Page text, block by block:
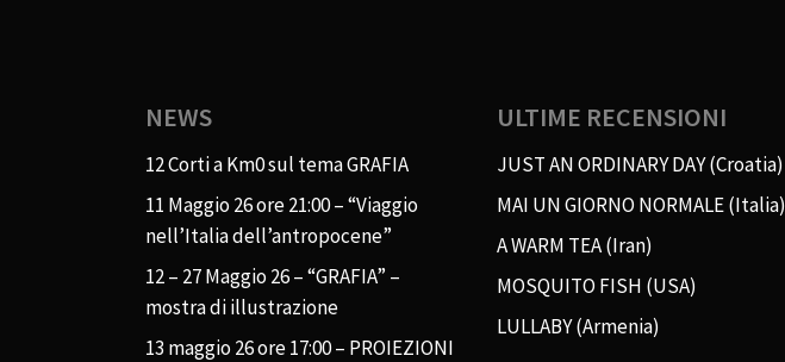
NEWS
12 Corti a Km0 sul tema GRAFIA
11 Maggio 26 ore 21:00 – “Viaggio
nell’Italia dell’antropocene”
12 – 27 Maggio 26 – “GRAFIA” –
mostra di illustrazione
13 maggio 26 ore 17:00 – PROIEZIONI
ULTIME RECENSIONI
JUST AN ORDINARY DAY (Croatia)
MAI UN GIORNO NORMALE (Italia)
A WARM TEA (Iran)
MOSQUITO FISH (USA)
LULLABY (Armenia)